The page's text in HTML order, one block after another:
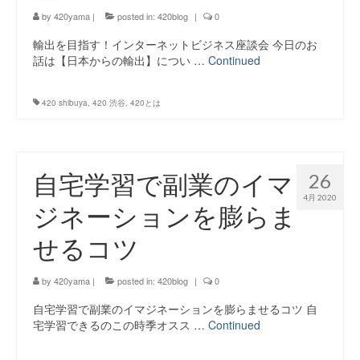
by 420yama | posted in: 420blog | 0
輸出を目指す！インターネットビジネス座談会 今日のお
話は【日本からの輸出】につい … Continued
420 shibuya 420 渋谷 420とは
26
4月 2020
自宅学習で副業のイマ
ジネーションを膨らま
せるコツ
by 420yama | posted in: 420blog | 0
自宅学習で副業のイマジネーションを膨らませるコツ 自
宅学習できるのこの時季オスス … Continued